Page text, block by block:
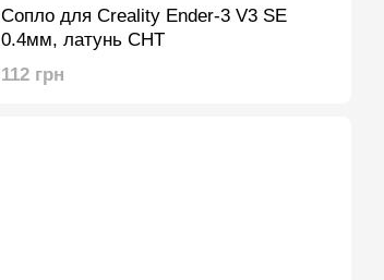
Сопло для Creality Ender-3 V3 SE
0.4мм, латунь CHT
112 грн